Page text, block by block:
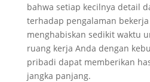
bahwa setiap kecilnya detail
terhadap pengalaman
menghabiskan sedikit waktu
ruang kerja Anda dengan
pribadi dapat memberikan
jangka panjang.